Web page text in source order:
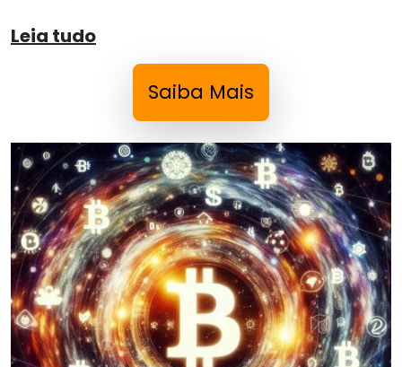
Leia tudo
Saiba Mais